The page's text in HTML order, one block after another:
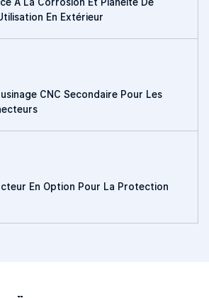
En Extérieur
CNC Secondaire Pour Les
En Option Pour La Protection